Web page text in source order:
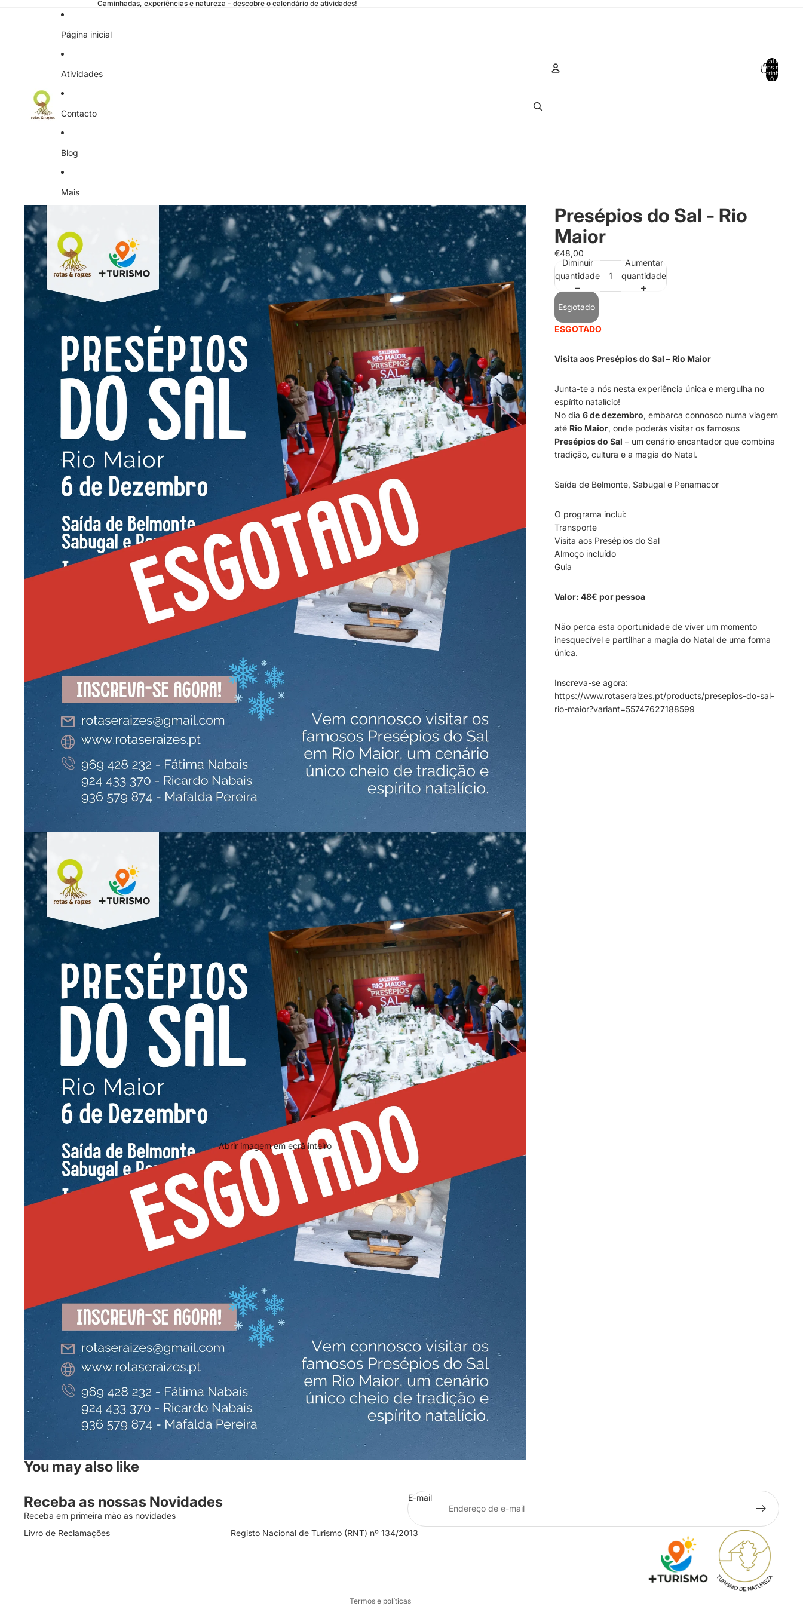
Caminhadas, experiências e natureza - descobre o calendário de atividades!
Página inicial
Atividades
Contacto
Blog
Mais
Total de
itens no
carrinho:
0
Abrir imagem em ecrã inteiro
Presépios do Sal - Rio
Maior
€48,00
Diminuir
quantidade
Aumentar
quantidade
Esgotado
ESGOTADO
Visita aos Presépios do Sal – Rio Maior
Junta-te a nós nesta experiência única e mergulha no
espírito natalício!
No dia 6 de dezembro, embarca connosco numa viagem
até Rio Maior, onde poderás visitar os famosos
Presépios do Sal – um cenário encantador que combina
tradição, cultura e a magia do Natal.
Saída de Belmonte, Sabugal e Penamacor
O programa inclui:
Transporte
Visita aos Presépios do Sal
Almoço incluído
Guia
Valor: 48€ por pessoa
Não perca esta oportunidade de viver um momento
inesquecível e partilhar a magia do Natal de uma forma
única.
Inscreva-se agora:
https://www.rotaseraizes.pt/products/presepios-do-sal-
rio-maior?variant=55747627188599
You may also like
Receba as nossas Novidades
Receba em primeira mão as novidades
E-mail
Livro de Reclamações Registo Nacional de Turismo (RNT) nº 134/2013
Termos e políticas
Política de privacidade
Aviso legal